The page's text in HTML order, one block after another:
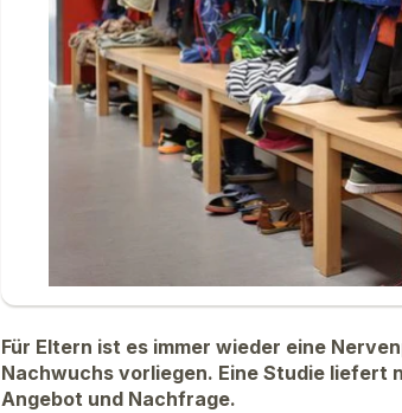
Für Eltern ist es immer wieder eine
Nachwuchs vorliegen. Eine Studie liefert
Angebot und Nachfrage.